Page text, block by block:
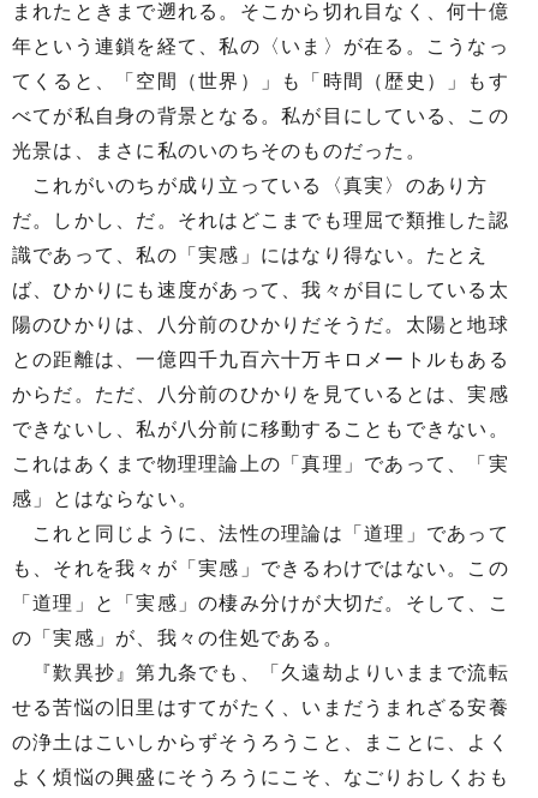
まれたときまで遡れる。そこから切れ目なく、何十億
年という連鎖を経て、私の〈いま〉が在る。こうなっ
てくると、「空間（世界）」も「時間（歴史）」もす
べてが私自身の背景となる。私が目にしている、この
光景は、まさに私のいのちそのものだった。
これがいのちが成り立っている〈真実〉のあり方
だ。しかし、だ。それはどこまでも理屈で類推した認
識であって、私の「実感」にはなり得ない。たとえ
ば、ひかりにも速度があって、我々が目にしている太
陽のひかりは、八分前のひかりだそうだ。太陽と地球
との距離は、一億四千九百六十万キロメートルもある
からだ。ただ、八分前のひかりを見ているとは、実感
できないし、私が八分前に移動することもできない。
これはあくまで物理理論上の「真理」であって、「実
感」とはならない。
これと同じように、法性の理論は「道理」であって
も、それを我々が「実感」できるわけではない。この
「道理」と「実感」の棲み分けが大切だ。そして、こ
の「実感」が、我々の住処である。
『歎異抄』第九条でも、「久遠劫よりいままで流転
せる苦悩の旧里はすてがたく、いまだうまれざる安養
の浄土はこいしからずそうろうこと、まことに、よく
よく煩悩の興盛にそうろうにこそ、なごりおしくおも